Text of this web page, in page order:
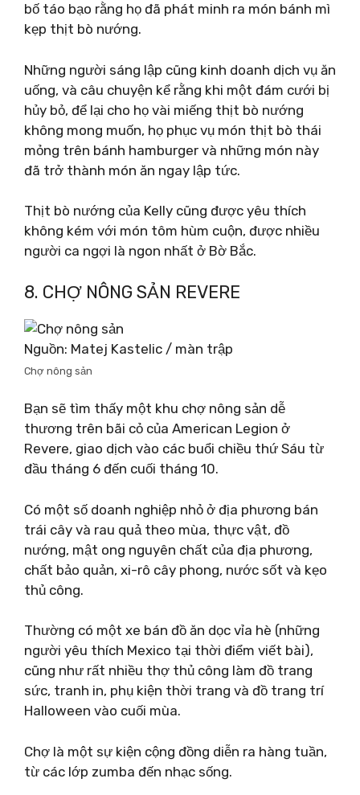
bố táo bạo rằng họ đã phát minh ra món bánh mì
kẹp thịt bò nướng.
Những người sáng lập cũng kinh doanh dịch vụ ăn
uống, và câu chuyện kể rằng khi một đám cưới bị
hủy bỏ, để lại cho họ vài miếng thịt bò nướng
không mong muốn, họ phục vụ món thịt bò thái
mỏng trên bánh hamburger và những món này
đã trở thành món ăn ngay lập tức.
Thịt bò nướng của Kelly cũng được yêu thích
không kém với món tôm hùm cuộn, được nhiều
người ca ngợi là ngon nhất ở Bờ Bắc.
8. CHỢ NÔNG SẢN REVERE
Nguồn: Matej Kastelic / màn trập
Chợ nông sản
Bạn sẽ tìm thấy một khu chợ nông sản dễ
thương trên bãi cỏ của American Legion ở
Revere, giao dịch vào các buổi chiều thứ Sáu từ
đầu tháng 6 đến cuối tháng 10.
Có một số doanh nghiệp nhỏ ở địa phương bán
trái cây và rau quả theo mùa, thực vật, đồ
nướng, mật ong nguyên chất của địa phương,
chất bảo quản, xi-rô cây phong, nước sốt và kẹo
thủ công.
Thường có một xe bán đồ ăn dọc vỉa hè (những
người yêu thích Mexico tại thời điểm viết bài),
cũng như rất nhiều thợ thủ công làm đồ trang
sức, tranh in, phụ kiện thời trang và đồ trang trí
Halloween vào cuối mùa.
Chợ là một sự kiện cộng đồng diễn ra hàng tuần,
từ các lớp zumba đến nhạc sống.